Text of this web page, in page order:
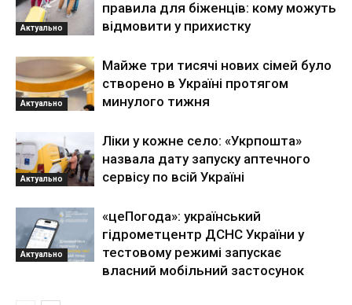
Актуально
правила для біженців: кому можуть
відмовити у прихистку
Актуально
Майже три тисячі нових сімей було
створено в Україні протягом
минулого тижня
Актуально
Ліки у кожне село: «Укрпошта»
назвала дату запуску аптечного
сервісу по всій Україні
Актуально
«цеПогода»: український
гідрометцентр ДСНС України у
тестовому режимі запускає
власний мобільний застосунок